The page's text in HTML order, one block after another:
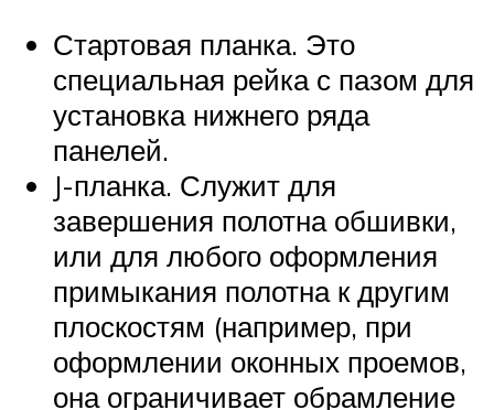
Стартовая планка. Это
специальная рейка с пазом для
установка нижнего ряда
панелей.
J-планка. Служит для
завершения полотна обшивки,
или для любого оформления
примыкания полотна к другим
плоскостям (например, при
оформлении оконных проемов,
она ограничивает обрамление